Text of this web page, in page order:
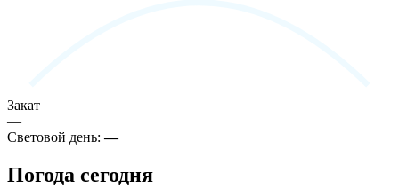
Закат
—
Световой день:—
Погода сегодня